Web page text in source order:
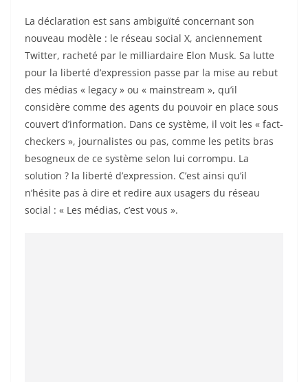
La déclaration est sans ambiguïté concernant son
nouveau modèle : le réseau social X, anciennement
Twitter, racheté par le milliardaire Elon Musk. Sa lutte
pour la liberté d’expression passe par la mise au rebut
des médias « legacy » ou « mainstream », qu’il
considère comme des agents du pouvoir en place sous
couvert d’information. Dans ce système, il voit les « fact-
checkers », journalistes ou pas, comme les petits bras
besogneux de ce système selon lui corrompu. La
solution ? la liberté d’expression. C’est ainsi qu’il
n’hésite pas à dire et redire aux usagers du réseau
social : « Les médias, c’est vous ».